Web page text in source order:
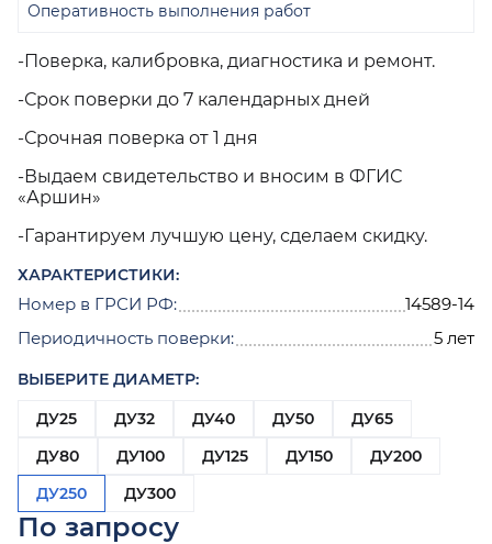
-Поверка, калибровка, диагностика и ремонт.
-Срок поверки до 7 календарных дней
-Срочная поверка от 1 дня
-Выдаем свидетельство и вносим в ФГИС
«Аршин»
-Гарантируем лучшую цену, сделаем скидку.
ХАРАКТЕРИСТИКИ:
Номер в ГРСИ РФ:
14589-14
Периодичность поверки:
5 лет
ВЫБЕРИТЕ ДИАМЕТР:
ДУ25
ДУ32 ДУ40 ДУ50
ДУ65
ДУ80
ДУ100 ДУ125 ДУ150
ДУ200
ДУ250
ДУ300
По запросу
Оперативность выполнения работ